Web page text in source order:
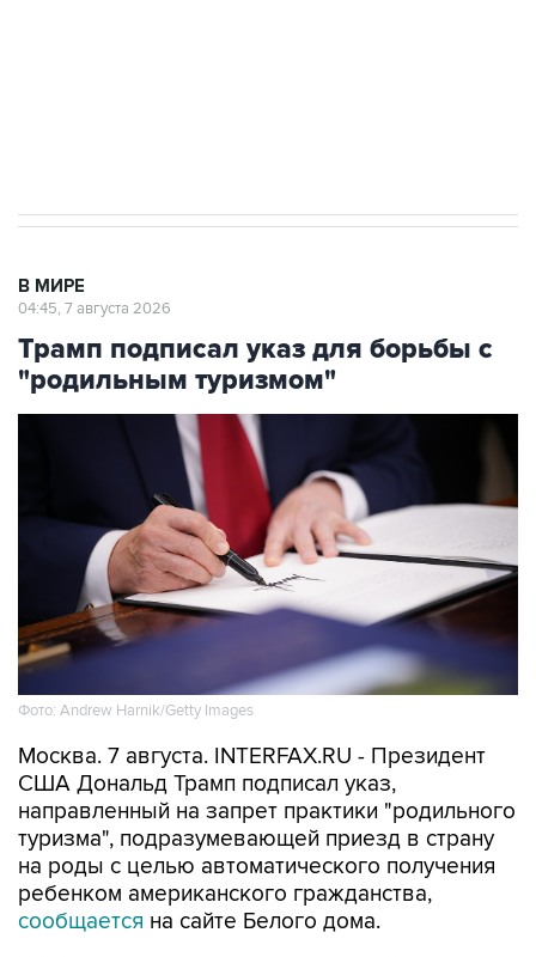
В МИРЕ
04:45, 7 августа 2026
Трамп подписал указ для борьбы с
"родильным туризмом"
Фото: Andrew Harnik/Getty Images
Москва. 7 августа. INTERFAX.RU - Президент
США Дональд Трамп подписал указ,
направленный на запрет практики "родильного
туризма", подразумевающей приезд в страну
на роды с целью автоматического получения
ребенком американского гражданства,
сообщается на сайте Белого дома.